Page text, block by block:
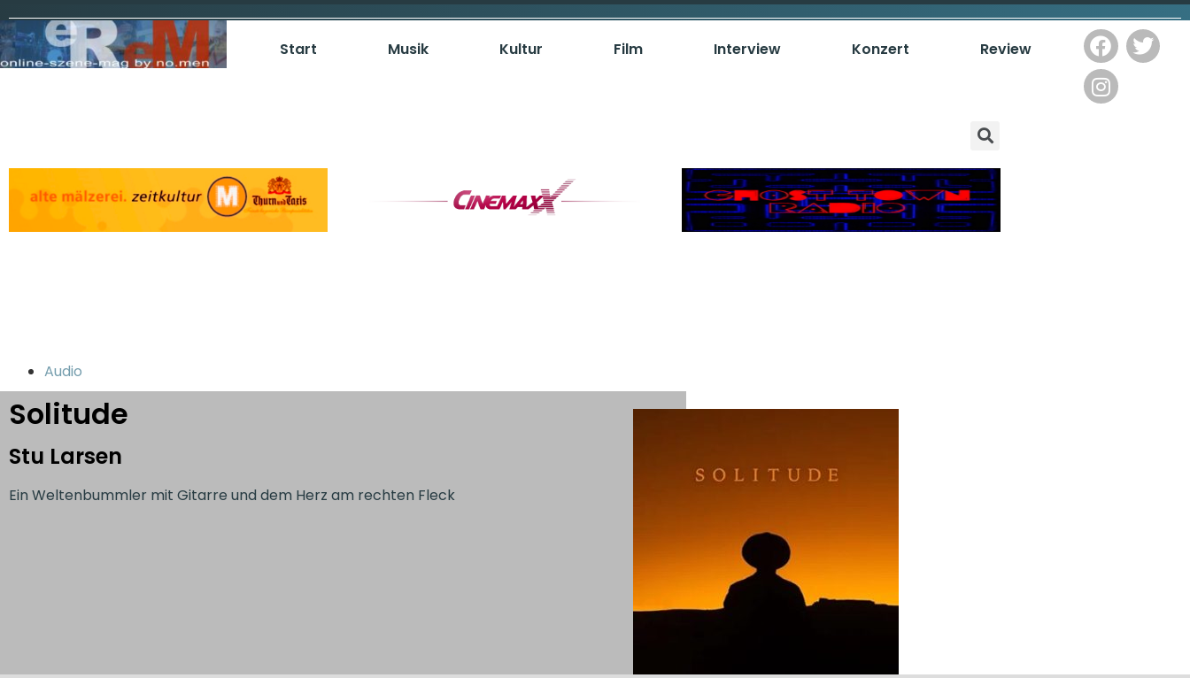
Start Musik Kultur Film Interview Konzert Review
Audio
Solitude
Stu Larsen
Ein Weltenbummler mit Gitarre und dem Herz am rechten Fleck